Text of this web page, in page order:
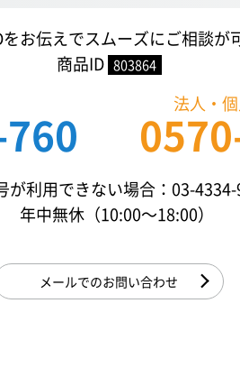
お伝えでスムーズにご相談が
商品ID 803864
法人・
が利用できない場合：03-
年中無休（10:00〜18:00）
メールでのお問い合わせ